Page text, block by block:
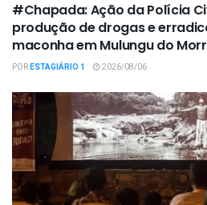
#Chapada: Ação da Polícia
produção de drogas e
maconha em Mulungu do
PORESTAGIÁRIO 1 2026/08/06